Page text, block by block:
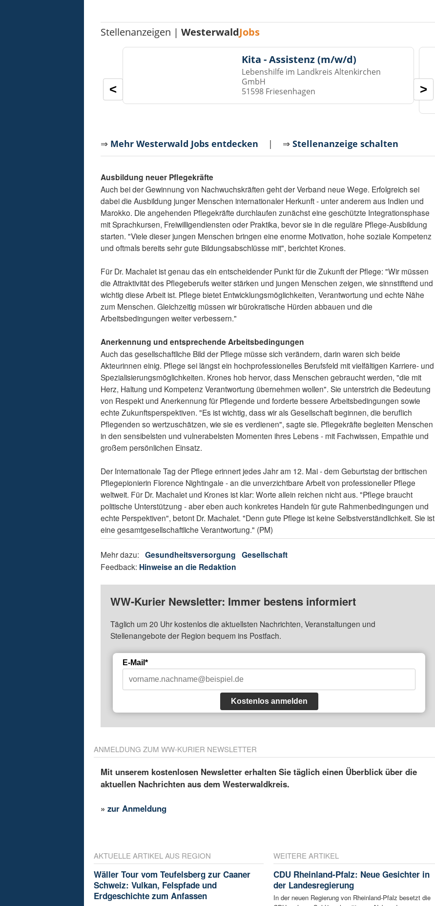
Stellenanzeigen |WesterwaldJobs
Kita - Assistenz (m/w/d)
Lebenshilfe im Landkreis Altenkirchen
GmbH
51598 Friesenhagen
< >
⇒ Mehr Westerwald Jobs entdecken | ⇒Stellenanzeige schalten
Ausbildung neuer Pflegekräfte
Auch bei der Gewinnung von Nachwuchskräften geht der Verband neue Wege. Erfolgreich sei
dabei die Ausbildung junger Menschen internationaler Herkunft - unter anderem aus Indien und
Marokko. Die angehenden Pflegekräfte durchlaufen zunächst eine geschützte Integrationsphase
mit Sprachkursen, Freiwilligendiensten oder Praktika, bevor sie in die reguläre Pflege-Ausbildung
starten. "Viele dieser jungen Menschen bringen eine enorme Motivation, hohe soziale Kompetenz
und oftmals bereits sehr gute Bildungsabschlüsse mit", berichtet Krones.
Für Dr. Machalet ist genau das ein entscheidender Punkt für die Zukunft der Pflege: "Wir müssen
die Attraktivität des Pflegeberufs weiter stärken und jungen Menschen zeigen, wie sinnstiftend und
wichtig diese Arbeit ist. Pflege bietet Entwicklungsmöglichkeiten, Verantwortung und echte Nähe
zum Menschen. Gleichzeitig müssen wir bürokratische Hürden abbauen und die
Arbeitsbedingungen weiter verbessern."
Anerkennung und entsprechende Arbeitsbedingungen
Auch das gesellschaftliche Bild der Pflege müsse sich verändern, darin waren sich beide
Akteurinnen einig. Pflege sei längst ein hochprofessionelles Berufsfeld mit vielfältigen Karriere- und
Spezialisierungsmöglichkeiten. Krones hob hervor, dass Menschen gebraucht werden, "die mit
Herz, Haltung und Kompetenz Verantwortung übernehmen wollen". Sie unterstrich die Bedeutung
von Respekt und Anerkennung für Pflegende und forderte bessere Arbeitsbedingungen sowie
echte Zukunftsperspektiven. "Es ist wichtig, dass wir als Gesellschaft beginnen, die beruflich
Pflegenden so wertzuschätzen, wie sie es verdienen", sagte sie. Pflegekräfte begleiten Menschen
in den sensibelsten und vulnerabelsten Momenten ihres Lebens - mit Fachwissen, Empathie und
großem persönlichen Einsatz.
Der Internationale Tag der Pflege erinnert jedes Jahr am 12. Mai - dem Geburtstag der britischen
Pflegepionierin Florence Nightingale - an die unverzichtbare Arbeit von professioneller Pflege
weltweit. Für Dr. Machalet und Krones ist klar: Worte allein reichen nicht aus. "Pflege braucht
politische Unterstützung - aber eben auch konkretes Handeln für gute Rahmenbedingungen und
echte Perspektiven", betont Dr. Machalet. "Denn gute Pflege ist keine Selbstverständlichkeit. Sie ist
eine gesamtgesellschaftliche Verantwortung." (PM)
Mehr dazu:Gesundheitsversorgung Gesellschaft
Feedback: Hinweise an die Redaktion
WW-Kurier Newsletter: Immer bestens informiert
Täglich um 20 Uhr kostenlos die aktuellsten Nachrichten, Veranstaltungen und
Stellenangebote der Region bequem ins Postfach.
E-Mail*
Kostenlos anmelden
ANMELDUNG ZUM WW-KURIER NEWSLETTER
Mit unserem kostenlosen Newsletter erhalten Sie täglich einen Überblick über die
aktuellen Nachrichten aus dem Westerwaldkreis.
»zur Anmeldung
AKTUELLE ARTIKEL AUS REGION
Wäller Tour vom Teufelsberg zur Caaner
Schweiz: Vulkan, Felspfade und
Erdgeschichte zum Anfassen
WEITERE ARTIKEL
CDU Rheinland-Pfalz: Neue Gesichter in
der Landesregierung
In der neuen Regierung von Rheinland-Pfalz besetzt die